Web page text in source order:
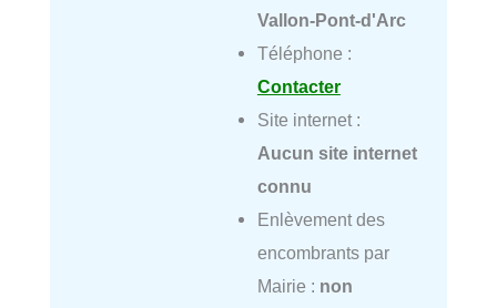
Vallon-Pont-d'Arc
Téléphone :
Contacter
Site internet :
Aucun site internet
connu
Enlèvement des
encombrants par
Mairie : non